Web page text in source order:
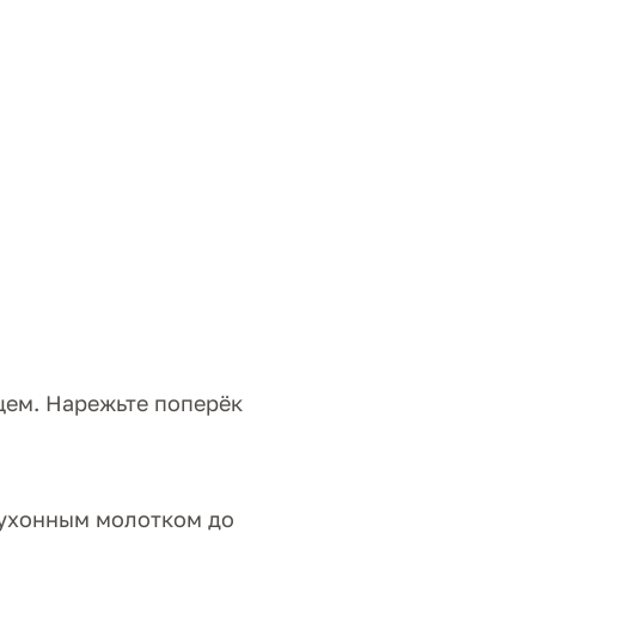
Нарежьте поперёк
молотком до